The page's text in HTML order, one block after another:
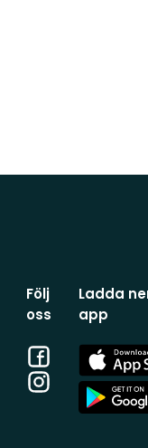
Följ
oss
Facebook
Instagram
Ladda
app
App
Store
App
Store